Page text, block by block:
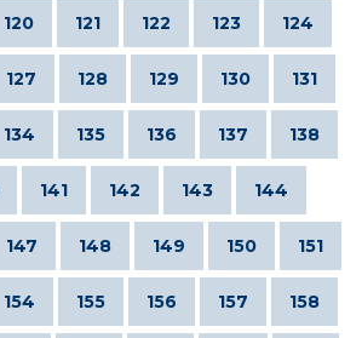
120 121 122 123 124
127 128 129 130 131
134 135 136 137 138
141 142 143 144
147 148 149 150 151
154 155 156 157 158